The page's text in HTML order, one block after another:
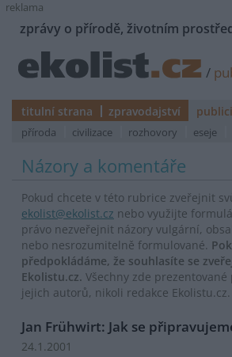
reklama
zprávy o přírodě, životním
/
titulní strana zpravodajství
příroda civilizace rozhovory eseje
Názory a komentáře
Pokud chcete v této rubrice zveřejnit
ekolist@ekolist.cz nebo využijte
právo nezveřejnit názory vulgární,
nebo nesrozumitelně formulované.
předpokládáme, že souhlasíte se
Ekolistu.cz. Všechny zde
jejich autorů, nikoli redakce Ekolistu.cz.
Jan Frühwirt: Jak se
24.1.2001